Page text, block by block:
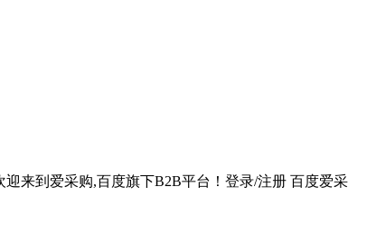
来到爱采购,百度旗下B2B平台！登录/注册 百度爱采